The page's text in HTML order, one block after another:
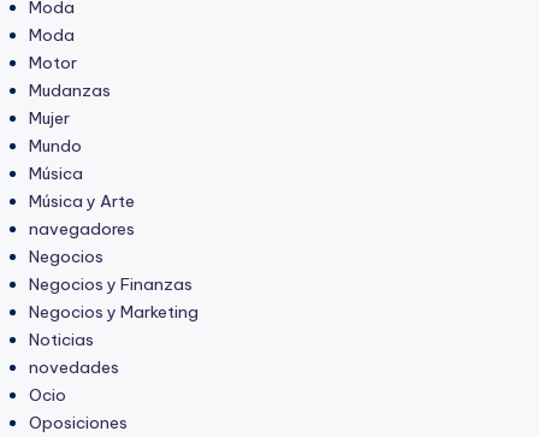
Moda
Moda
Motor
Mudanzas
Mujer
Mundo
Música
Música y Arte
navegadores
Negocios
Negocios y Finanzas
Negocios y Marketing
Noticias
novedades
Ocio
Oposiciones